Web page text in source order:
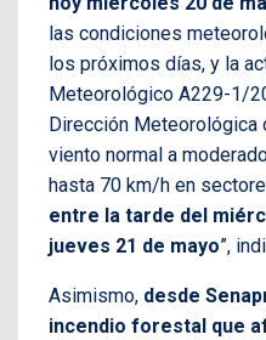
las condiciones
los próximos días, y la
Meteorológico A229-1/
Dirección Meteorológica
viento normal a
hasta 70 km/h en
entre la tarde del
jueves 21 de mayo”,
Asimismo, desde
incendio forestal que